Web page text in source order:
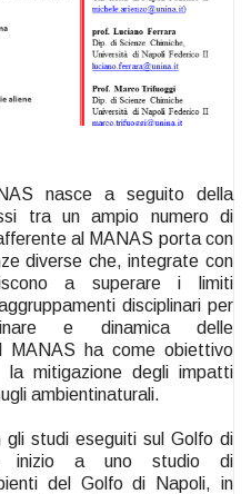
nasce a seguito della
tra un ampio numero di
al MANAS porta con
diverse che, integrate con
a superare i limiti
disciplinari per
e dinamica delle
MANAS ha come obiettivo
mitigazione degli impatti
ambientinaturali.
gli studi eseguiti sul Golfo di
inizio a uno studio di
del Golfo di Napoli, in